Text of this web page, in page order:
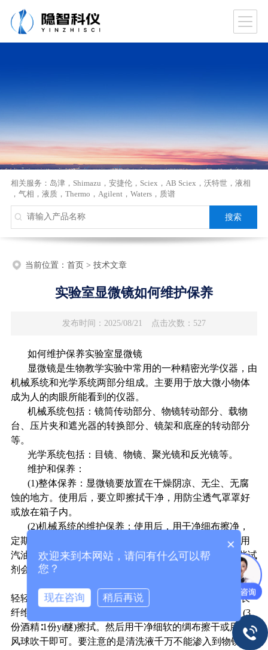
相关服务： 岛津， Shimazu ， 安捷伦， Sciex ， AB Sciex ， 沃特世， 液相
， 气相 ， 液质， Thermo ， Agilent ， Waters， 质谱
当前位置： 首页> 技术文章
实验室显微镜如何维护保养
发布时间：2025/08/21 点击次数：527
如何维护保养实验室显微镜
显微镜是生物教学实验中常用的一种精密光学仪器，由
机械系统和光学系统两部分组成。主要用于放大微小物体
成为人的肉眼所能看到的仪器。
机械系统包括：镜筒传动部分、物镜转动部分、载物
台、压片夹和遮光器的转换部分、镜架和底座的转动部分
等。
光学系统包括：目镜、物镜、聚光镜和反光镜等。
维护和保养：
(1)整体保养：显微镜要放置在干燥阴凉、无尘、无腐
蚀的地方。使用后，要立即擦拭干净，用防尘透气罩罩好
或放在箱子内。
(2)机械系统的维护保养：使用后，用干净细布擦净，
定期在滑动部位涂些中性润滑脂。如有严重污染，可先用
汽油洗净后再擦干。但切忌用酒精或yi醚清洗，因为这些试
剂会腐蚀机械和油漆，造成损坏。
(3) 光学系统的维护保养：使用后，用干净柔软的绸布
轻轻擦拭目镜和物镜的镜片。有擦不掉的污迹时，可用长
纤维脱脂棉或干净的细棉布蘸少些二甲笨或镜头清洗液 (3
份酒精∶1份yi醚)擦拭。然后用干净细软的绸布擦干或用吹
风球吹干即可。要注意的是清洗液千万不能渗入到物镜镜
×
欢迎来到本网站，请问有什么可以帮
您？
现在咨询 稍后再说